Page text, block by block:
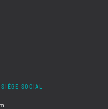
SOCIAL